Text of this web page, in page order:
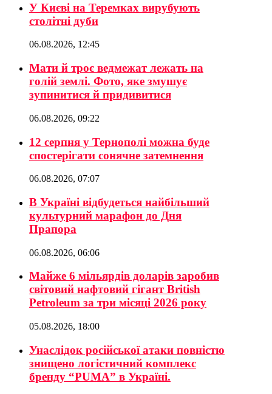
У Києві на Теремках вирубують
столітні дуби
06.08.2026, 12:45
Мати й троє ведмежат лежать на
голій землі. Фото, яке змушує
зупинитися й придивитися
06.08.2026, 09:22
12 серпня у Тернополі можна буде
спостерігати сонячне затемнення
06.08.2026, 07:07
В Україні відбудеться найбільший
культурний марафон до Дня
Прапора
06.08.2026, 06:06
Майже 6 мільярдів доларів заробив
світовий нафтовий гігант British
Petroleum за три місяці 2026 року
05.08.2026, 18:00
Унаслідок російської атаки повністю
знищено логістичний комплекс
бренду “PUMA” в Україні.